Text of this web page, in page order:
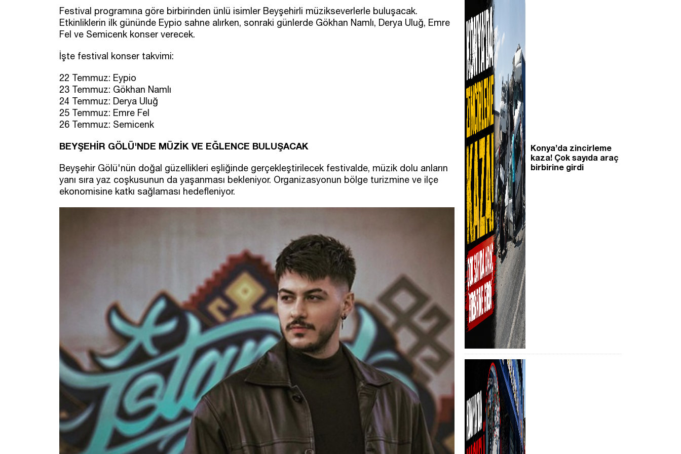
Festival programına göre birbirinden ünlü isimler Beyşehirli müzikseverlerle buluşacak.
Etkinliklerin ilk gününde Eypio sahne alırken, sonraki günlerde Gökhan Namlı, Derya Uluğ, Emre
Fel ve Semicenk konser verecek.
İşte festival konser takvimi:
22 Temmuz: Eypio
23 Temmuz: Gökhan Namlı
24 Temmuz: Derya Uluğ
25 Temmuz: Emre Fel
26 Temmuz: Semicenk
BEYŞEHİR GÖLÜ'NDE MÜZİK VE EĞLENCE BULUŞACAK
Beyşehir Gölü'nün doğal güzellikleri eşliğinde gerçekleştirilecek festivalde, müzik dolu anların
yanı sıra yaz coşkusunun da yaşanması bekleniyor. Organizasyonun bölge turizmine ve ilçe
ekonomisine katkı sağlaması hedefleniyor.
Konya’da zincirleme
kaza! Çok sayıda araç
birbirine girdi